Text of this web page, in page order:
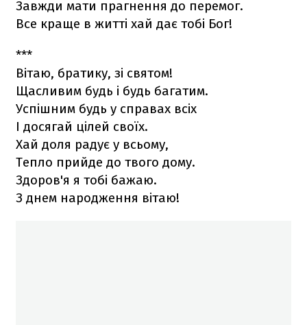
Завжди мати прагнення до перемог.
Все краще в житті хай дає тобі Бог!
***
Вітаю, братику, зі святом!
Щасливим будь і будь багатим.
Успішним будь у справах всіх
І досягай цілей своїх.
Хай доля радує у всьому,
Тепло прийде до твого дому.
Здоров'я я тобі бажаю.
З днем народження вітаю!